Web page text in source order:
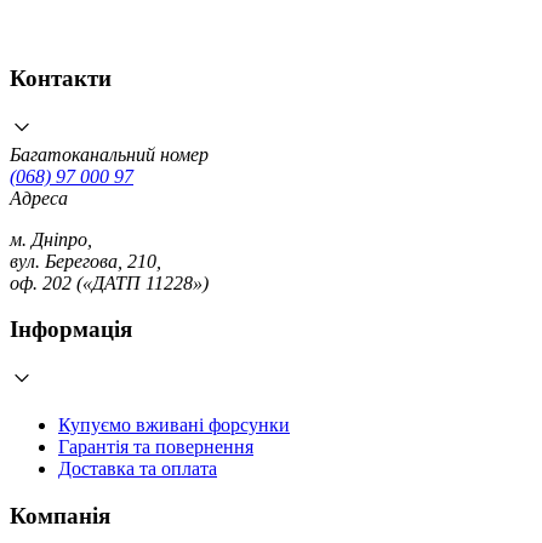
Контакти
Багатоканальний номер
(068) 97 000 97
Адреса
м. Дніпро,
вул. Берегова, 210,
оф. 202 («ДАТП 11228»)
Інформація
Купуємо вживані форсунки
Гарантія та повернення
Доставка та оплата
Компанія